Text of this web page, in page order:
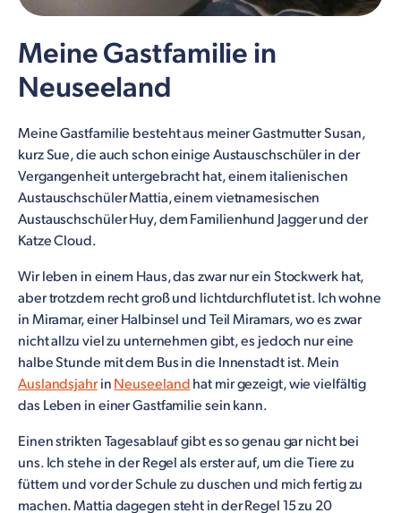
Meine Gastfamilie in
Neuseeland
Meine Gastfamilie besteht aus meiner Gastmutter Susan,
kurz Sue, die auch schon einige Austauschschüler in der
Vergangenheit untergebracht hat, einem italienischen
Austauschschüler Mattia, einem vietnamesischen
Austauschschüler Huy, dem Familienhund Jagger und der
Katze Cloud.
Wir leben in einem Haus, das zwar nur ein Stockwerk hat,
aber trotzdem recht groß und lichtdurchflutet ist. Ich wohne
in Miramar, einer Halbinsel und Teil Miramars, wo es zwar
nicht allzu viel zu unternehmen gibt, es jedoch nur eine
halbe Stunde mit dem Bus in die Innenstadt ist. Mein
Auslandsjahrin Neuseeland hat mir gezeigt, wie vielfältig
das Leben in einer Gastfamilie sein kann.
Einen strikten Tagesablauf gibt es so genau gar nicht bei
uns. Ich stehe in der Regel als erster auf, um die Tiere zu
füttern und vor der Schule zu duschen und mich fertig zu
machen. Mattia dagegen steht in der Regel 15 zu 20